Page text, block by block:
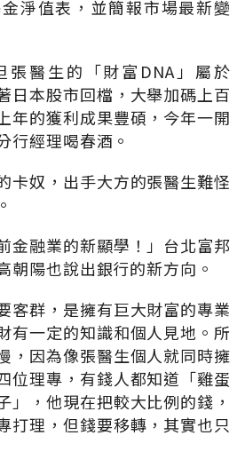
淨值表，並簡報市場最新變
張醫生的「財富DNA」屬於
日本股市回檔，大舉加碼上百
年的獲利成果豐碩，今年一開
行經理喝春酒。
卡奴，出手大方的張醫生難怪
金融業的新顯學！」台北富邦
朝陽也說出銀行的新方向。
客群，是擁有巨大財富的專業
有一定的知識和個人見地。所
，因為像張醫生個人就同時擁
位理專，有錢人都知道「雞蛋
」，他現在把較大比例的錢，
打理，但錢要移轉，其實也只